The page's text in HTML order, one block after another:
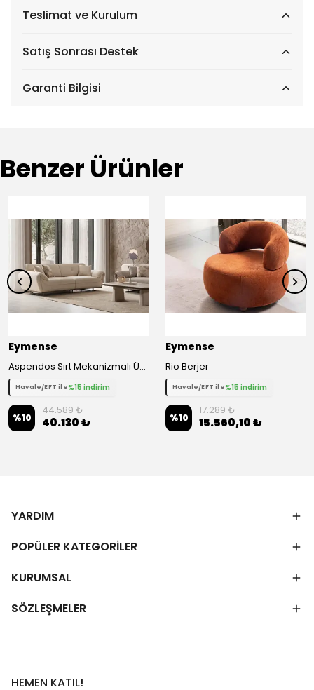
Teslimat ve Kurulum
Satış Sonrası Destek
Garanti Bilgisi
Benzer Ürünler
Eymense
Aspendos Sırt Mekanizmalı Üçlü Koltuk Kanepe
Havale/EFT ile%15 indirim
%10
44.589 ₺
40.130 ₺
Eymense
Rio Berjer
Havale/EFT ile%15 indirim
%10
17.289 ₺
15.560,10 ₺
YARDIM
POPÜLER KATEGORİLER
KURUMSAL
SÖZLEŞMELER
HEMEN KATIL!